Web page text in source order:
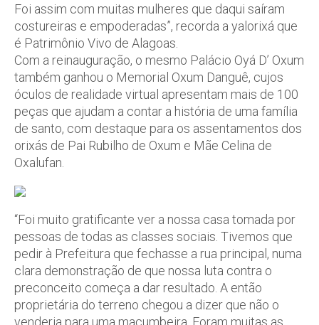
Foi assim com muitas mulheres que daqui saíram
costureiras e empoderadas”, recorda a yalorixá que
é Patrimônio Vivo de Alagoas.
Com a reinauguração, o mesmo Palácio Oyá D’ Oxum
também ganhou o Memorial Oxum Danguê, cujos
óculos de realidade virtual apresentam mais de 100
peças que ajudam a contar a história de uma família
de santo, com destaque para os assentamentos dos
orixás de Pai Rubilho de Oxum e Mãe Celina de
Oxalufan.
“Foi muito gratificante ver a nossa casa tomada por
pessoas de todas as classes sociais. Tivemos que
pedir à Prefeitura que fechasse a rua principal, numa
clara demonstração de que nossa luta contra o
preconceito começa a dar resultado. A então
proprietária do terreno chegou a dizer que não o
venderia para uma macumbeira. Foram muitas as